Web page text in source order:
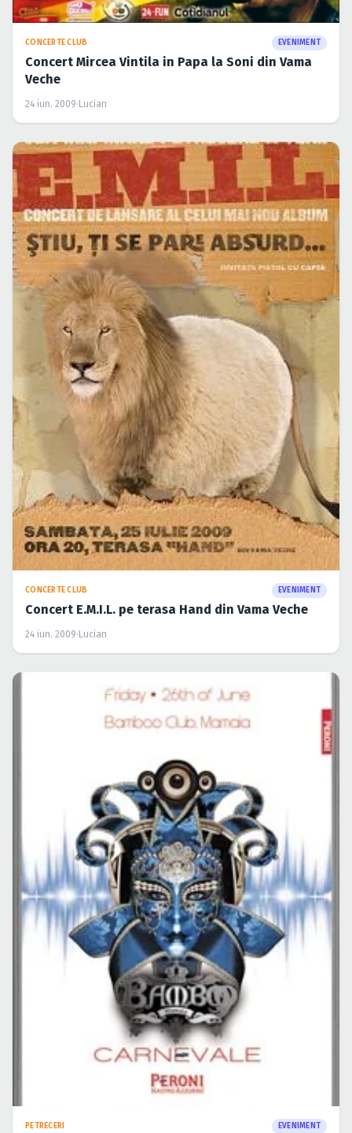
Caută în site...
CONCERTE CLUB EVENIMENT
Concert Mircea Vintila in Papa la Soni din Vama
Veche
24 iun. 2009· Lucian
CONCERTE CLUB EVENIMENT
Concert E.M.I.L. pe terasa Hand din Vama Veche
24 iun. 2009· Lucian
PETRECERI EVENIMENT